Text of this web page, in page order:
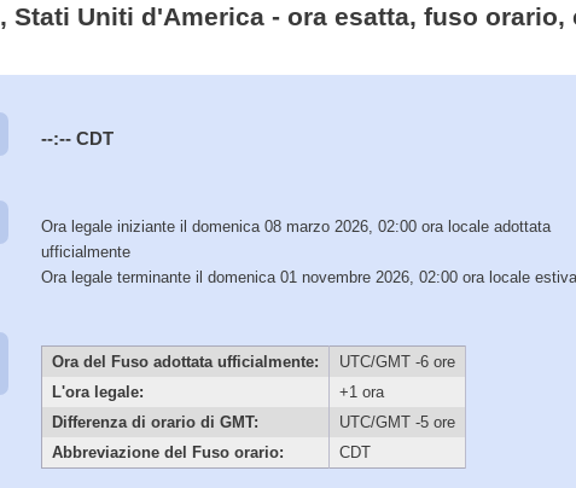
Stati Uniti d'America - ora esatta, fuso orario,
--:-- CDT
Ora legale iniziante il domenica 08 marzo 2026, 02:00 ora locale adottata
ufficialmente
Ora legale terminante il domenica 01 novembre 2026, 02:00 ora locale
Ora del Fuso adottata ufficialmente:
UTC/GMT -6 ore
L'ora legale:
+1 ora
Differenza di orario di GMT:
UTC/GMT -5 ore
Abbreviazione del Fuso orario:
CDT